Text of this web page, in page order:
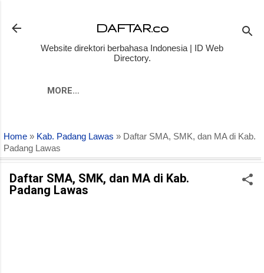
DAFTAR.co
Website direktori berbahasa Indonesia | ID Web
Directory.
MORE…
Home » Kab. Padang Lawas » Daftar SMA, SMK, dan MA di Kab.
Padang Lawas
Daftar SMA, SMK, dan MA di Kab.
Padang Lawas